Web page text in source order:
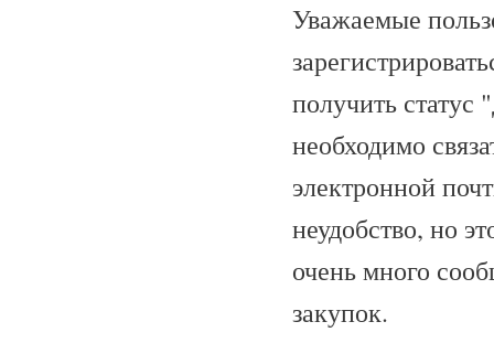
Уважаемые
получить статус
необходимо
электронной
неудобство, но
очень много
закупок.